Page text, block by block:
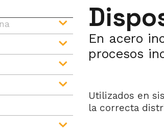
En acero
procesos
Utilizados en
la correcta